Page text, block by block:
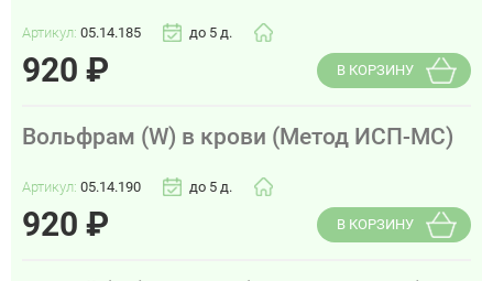
Артикул: 05.14.185 до 5 д.
920 ₽ В КОРЗИНУ
Вольфрам (W) в крови (Метод ИСП-МС)
Артикул: 05.14.190 до 5 д.
920 ₽ В КОРЗИНУ